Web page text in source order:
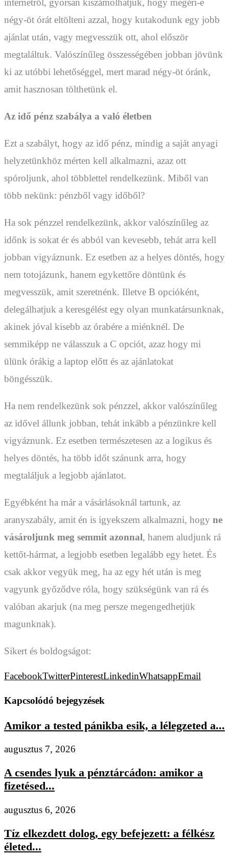
internetről, gyorsan kiszámolhatjuk, hogy megéri-e
négy-öt órát eltölteni azzal, hogy kutakodunk egy jobb
ajánlat után, vagy megvesszük ott, ahol először
megtaláltuk. Valószínűleg összességében jobban jövünk
ki az utóbbi lehetőséggel, mert marad négy-öt óránk,
amit hasznosan tölthetünk el.
Az idő pénz szabálya a való életben
Ezt a szabályt, hogy az idő pénz, mindig a saját anyagi
helyzetünkhöz mérten kell alkalmazni, azaz ott
spóroljunk, ahol többlettel rendelkezünk. Miből van
több nekünk: pénzből vagy időből?
Ha sok pénzzel rendelkezünk, akkor valószínűleg az
időnk is sokat ér és abból van kevesebb, tehát arra kell
jobban vigyáznunk. Ez esetben az a helyes döntés, hogy
nem totojázunk, hanem egykettőre döntünk és
megvesszük, amit szeretnénk. Illetve B opcióként,
delegálhatjuk a keresgélést egy olyan munkatársunknak,
akinek jóval kisebb az órabére a miénknél. De
semmiképp ne válasszuk a C opciót, azaz hogy mi
ülünk órákig a laptop előtt és az ajánlatokat
böngésszük.
Ha nem rendelkezünk sok pénzzel, akkor valószínűleg
az idővel állunk jobban, tehát inkább a pénzünkre kell
vigyáznunk. Ez esetben természetesen az a logikus és
helyes döntés, ha több időt szánunk arra, hogy
megtaláljuk a legjobb ajánlatot.
Egyébként ha már a vásárlásoknál tartunk, az
aranyszabály, amit én is igyekszem alkalmazni, hogy ne
vásároljunk meg semmit azonnal, hanem aludjunk rá
kettőt-hármat, a legjobb esetben legalább egy hetet. És
csak akkor vegyük meg, ha az egy hét után is meg
vagyunk győződve róla, hogy szükségünk van rá és
valóban akarjuk (na meg persze megengedhetjük
magunknak).
Sikert és boldogságot:
FacebookTwitterPinterestLinkedinWhatsappEmail
Kapcsolódó bejegyzések
Amikor a tested pánikba esik, a lélegzeted a...
augusztus 7, 2026
A csendes lyuk a pénztárcádon: amikor a
fizetésed...
augusztus 6, 2026
Tíz elkezdett dolog, egy befejezett: a félkész
életed...